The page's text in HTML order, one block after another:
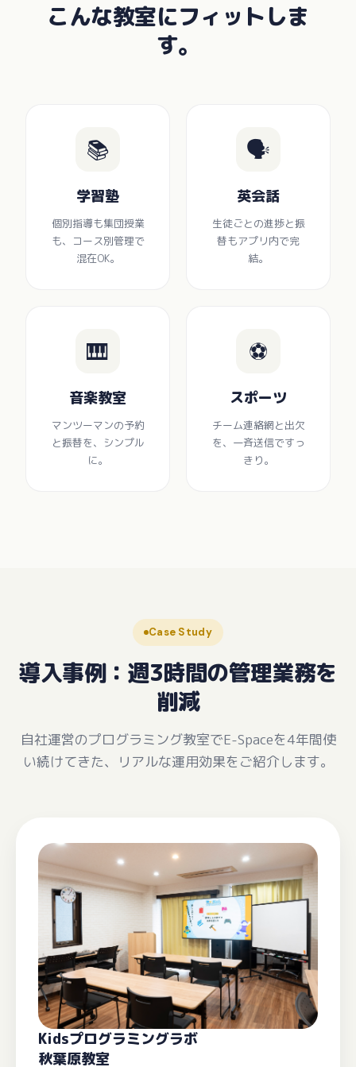
こんな教室にフィットしま
す。
📚
学習塾
個別指導も集団授業
も、コース別管理で
混在OK。
🗣️
英会話
生徒ごとの進捗と振
替もアプリ内で完
結。
🎹
音楽教室
マンツーマンの予約
と振替を、シンプル
に。
⚽
スポーツ
チーム連絡網と出欠
を、一斉送信ですっ
きり。
Case Study
導入事例：週3時間の管理業務を
削減
自社運営のプログラミング教室でE-Spaceを4年間使
い続けてきた、リアルな運用効果をご紹介します。
Kidsプログラミングラボ
秋葉原教室